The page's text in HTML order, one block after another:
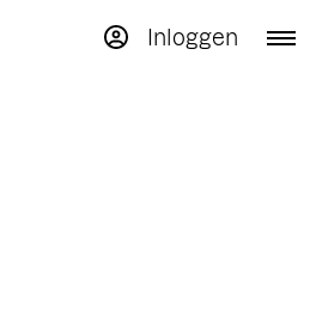
Inloggen